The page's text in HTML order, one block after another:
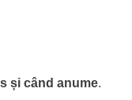
și când anume.